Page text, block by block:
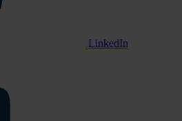
LinkedIn